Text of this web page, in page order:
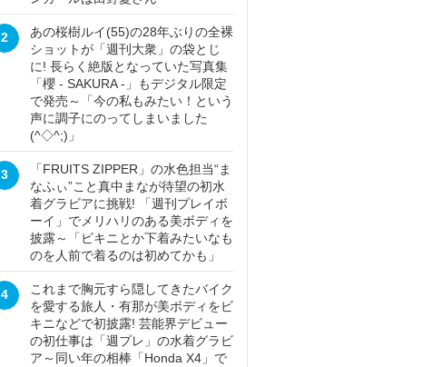
2
あの桜樹ルイ(55)の28年ぶりの全裸
ショットが「週刊大衆」の袋とじ
に! 長らく絶版となっていた写真集
「櫻 - SAKURA -」もデジタル限定
で発売～「今の私もみたい！という
声に調子にのってしまいました
(^◇^;)」
3
「FRUITS ZIPPER」の水色担当“ま
なふぃ”こと真中まなが待望の初水
着グラビアに挑戦! 「週刊プレイボ
ーイ」でメリハリのある美ボディを
披露～「ビキニとか下着みたいなも
のを人前で着るのは初めてかも」
4
これまで胸元すら隠してきたバイク
を愛する旅人・有那が美ボディをビ
キニなどで初披露! 芸能界デビュー
の初仕事は「週プレ」の水着グラビ
ア～同い年の相棒「Honda X4」で